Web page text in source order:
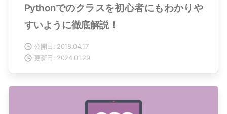
Pythonでのクラスを初心者にもわかりや
すいように徹底解説！
公開日: 2018.04.17
更新日: 2024.01.29